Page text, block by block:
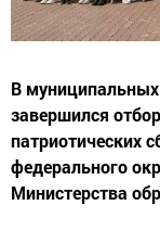
В муниципальных
завершился
патриотических
федерального
Министерства